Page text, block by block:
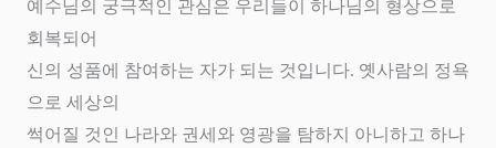
예수님의 궁극적인 관심은 우리들이 하나님의 형상으로
회복되어
신의 성품에 참여하는 자가 되는 것입니다. 옛사람의 정욕
으로 세상의
썩어질 것인 나라와 권세와 영광을 탐하지 아니하고 하나